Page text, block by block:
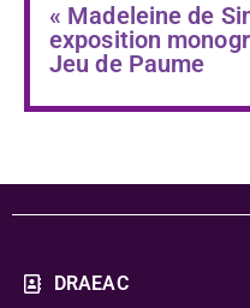
« Madeleine de
exposition
Jeu de Paume
DRAEAC